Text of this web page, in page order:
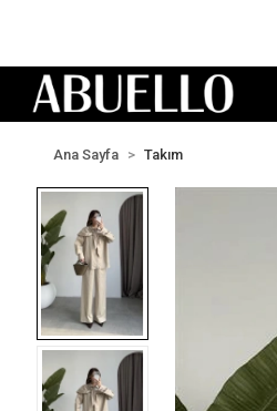
Ana Sayfa Takım